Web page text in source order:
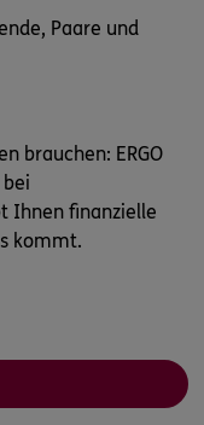
Paare und
brauchen: ERGO
Ihnen finanzielle
kommt.